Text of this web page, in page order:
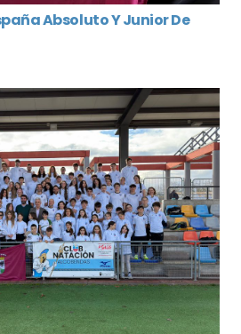
Absoluto Y Junior De